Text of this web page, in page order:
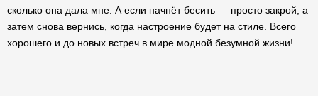
сколько она дала мне. А если начнёт бесить — просто закрой, а
затем снова вернись, когда настроение будет на стиле. Всего
хорошего и до новых встреч в мире модной безумной жизни!